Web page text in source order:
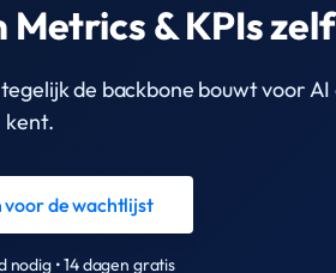
& KPIs zelf
de backbone bouwt voor
kent.
voor de wachtlijst
• 14 dagen gratis